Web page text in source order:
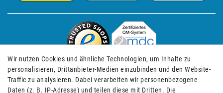
Wir nutzen Cookies und ähnliche Technologien, um Inhalte zu
personalisieren, Drittanbieter-Medien einzubinden und den Website-
Traffic zu analysieren. Dabei verarbeiten wir personenbezogene
Daten (z. B. IP-Adresse) und teilen diese mit Dritten. Die